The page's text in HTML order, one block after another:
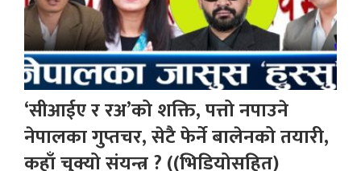
‘सीआईए र रअ’को शक्ति, पत्तो नपाउने
नेपालका गुप्तचर, सेटै फेर्ने बालेनको तयारी,
कहाँ चुक्यो संयन्त्र ? ((भिडियोसहित)